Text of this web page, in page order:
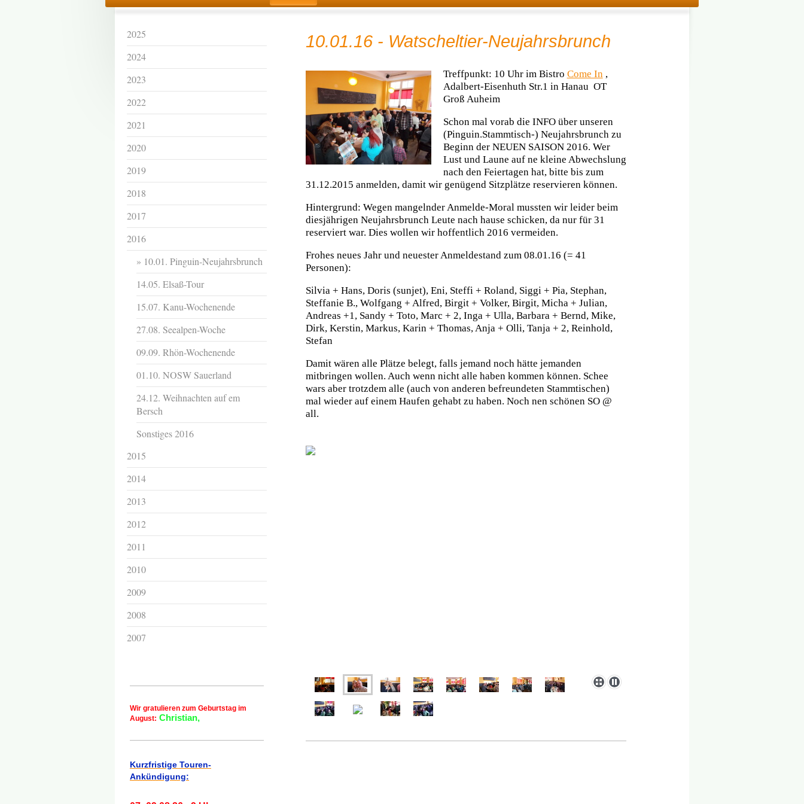
10.01.16 - Watscheltier-Neujahrsbrunch
Treffpunkt: 10 Uhr im Bistro Come In,
Adalbert-Eisenhuth Str.1 in Hanau OT
Groß Auheim
Schon mal vorab die INFO über unseren
(Pinguin.Stammtisch-) Neujahrsbrunch zu
Beginn der NEUEN SAISON 2016. Wer
Lust und Laune auf ne kleine Abwechslung
nach den Feiertagen hat, bitte bis zum
31.12.2015 anmelden, damit wir genügend Sitzplätze reservieren können.
Hintergrund: Wegen mangelnder Anmelde-Moral mussten wir leider beim
diesjährigen Neujahrsbrunch Leute nach hause schicken, da nur für 31
reserviert war. Dies wollen wir hoffentlich 2016 vermeiden.
Frohes neues Jahr und neuester Anmeldestand zum 08.01.16 (= 41
Personen):
Silvia + Hans, Doris (sunjet), Eni, Steffi + Roland, Siggi + Pia, Stephan,
Steffanie B., Wolfgang + Alfred, Birgit + Volker, Birgit, Micha + Julian,
Andreas +1, Sandy + Toto, Marc + 2, Inga + Ulla, Barbara + Bernd, Mike,
Dirk, Kerstin, Markus, Karin + Thomas, Anja + Olli, Tanja + 2, Reinhold,
Stefan
Damit wären alle Plätze belegt, falls jemand noch hätte jemanden
mitbringen wollen. Auch wenn nicht alle haben kommen können. Schee
wars aber trotzdem alle (auch von anderen befreundeten Stammtischen)
mal wieder auf einem Haufen gehabt zu haben. Noch nen schönen SO @
all.
2025
2024
2023
2022
2021
2020
2019
2018
2017
2016
10.01. Pinguin-Neujahrsbrunch
14.05. Elsaß-Tour
15.07. Kanu-Wochenende
27.08. Seealpen-Woche
09.09. Rhön-Wochenende
01.10. NOSW Sauerland
24.12. Weihnachten auf em
Bersch
Sonstiges 2016
2015
2014
2013
2012
2011
2010
2009
2008
2007
Wir gratulieren zum Geburtstag im
August: Christian,
Kurzfristige Touren-
Ankündigung: